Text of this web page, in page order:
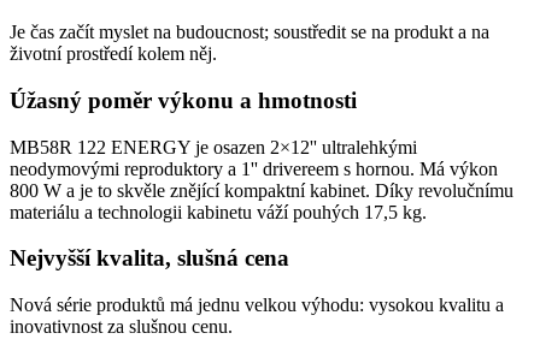
Je čas začít myslet na budoucnost; soustředit se na produkt a na
životní prostředí kolem něj.
Úžasný poměr výkonu a hmotnosti
MB58R 122 ENERGY je osazen 2×12'' ultralehkými
neodymovými reproduktory a 1'' drivereem s hornou. Má výkon
800 W a je to skvěle znějící kompaktní kabinet. Díky revolučnímu
materiálu a technologii kabinetu váží pouhých 17,5 kg.
Nejvyšší kvalita, slušná cena
Nová série produktů má jednu velkou výhodu: vysokou kvalitu a
inovativnost za slušnou cenu.